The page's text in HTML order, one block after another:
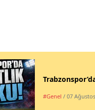
#Genel / 07